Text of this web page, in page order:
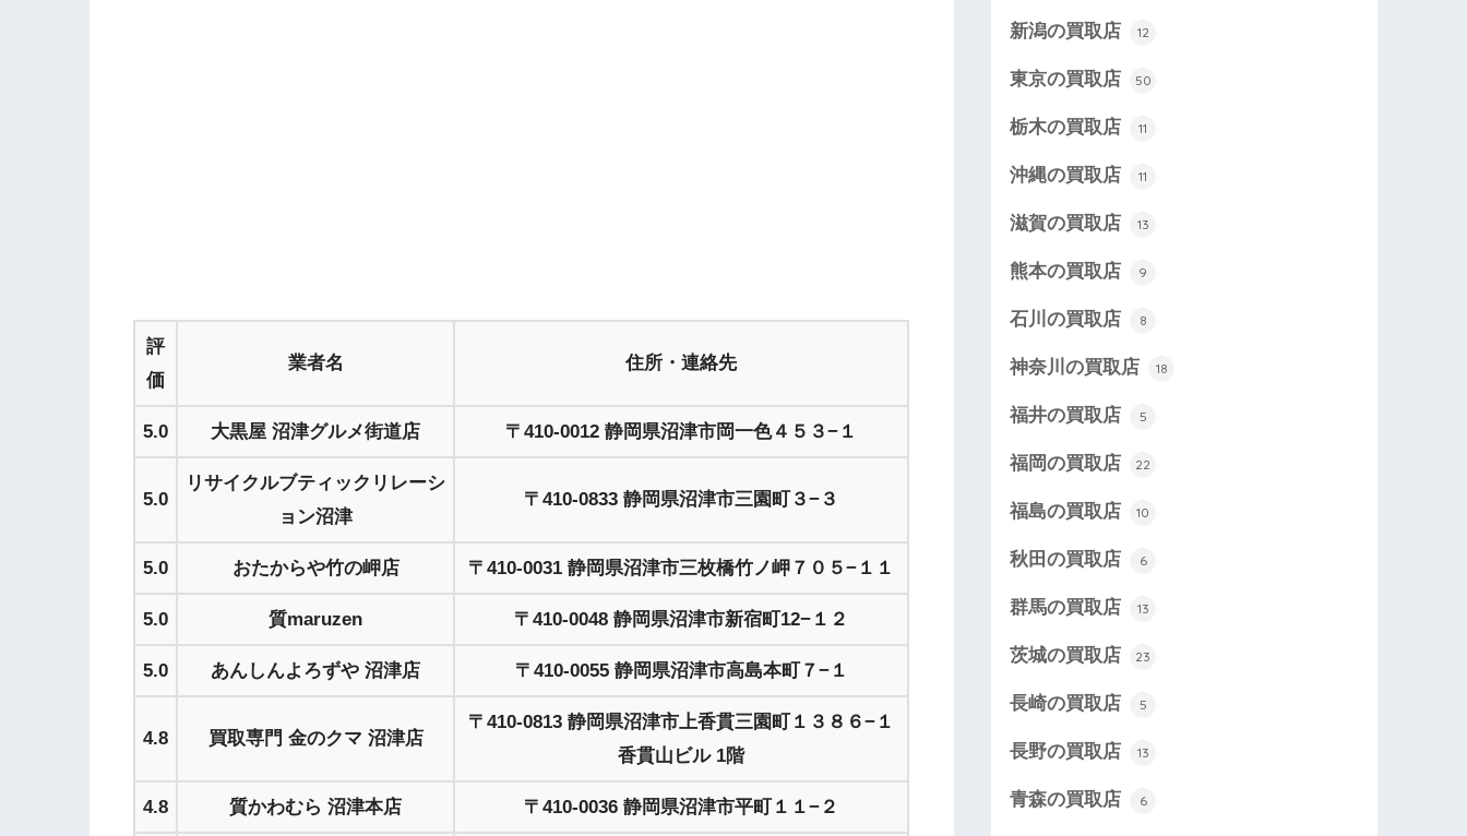
評
価
業者名 住所・連絡先
5.0 大黒屋 沼津グルメ街道店 〒410-0012 静岡県沼津市岡一色４５３−１
5.0
リサイクルブティックリレーシ
ョン沼津
〒410-0833 静岡県沼津市三園町３−３
5.0 おたからや竹の岬店 〒410-0031 静岡県沼津市三枚橋竹ノ岬７０５−１１
5.0 質maruzen 〒410-0048 静岡県沼津市新宿町12−１２
5.0 あんしんよろずや 沼津店 〒410-0055 静岡県沼津市高島本町７−１
4.8 買取専門 金のクマ 沼津店
〒410-0813 静岡県沼津市上香貫三園町１３８６−１
香貫山ビル 1階
4.8 質かわむら 沼津本店 〒410-0036 静岡県沼津市平町１１−２
新潟の買取店 12
東京の買取店 50
栃木の買取店 11
沖縄の買取店 11
滋賀の買取店 13
熊本の買取店 9
石川の買取店 8
神奈川の買取店 18
福井の買取店 5
福岡の買取店 22
福島の買取店 10
秋田の買取店 6
群馬の買取店 13
茨城の買取店 23
長崎の買取店 5
長野の買取店 13
青森の買取店 6